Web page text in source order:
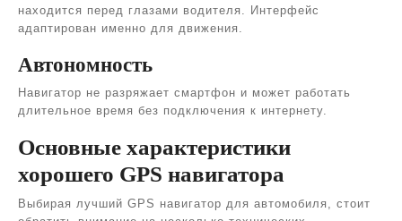
находится перед глазами водителя. Интерфейс
адаптирован именно для движения.
Автономность
Навигатор не разряжает смартфон и может работать
длительное время без подключения к интернету.
Основные характеристики
хорошего GPS навигатора
Выбирая лучший GPS навигатор для автомобиля, стоит